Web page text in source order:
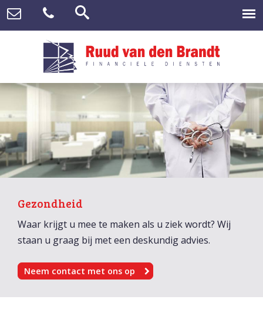
Gezondheid
Waar krijgt u mee te maken als u ziek wordt? Wij
staan u graag bij met een deskundig advies.
Neem contact met ons op